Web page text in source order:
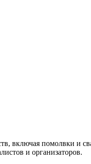
включая помолвки и
и организаторов.